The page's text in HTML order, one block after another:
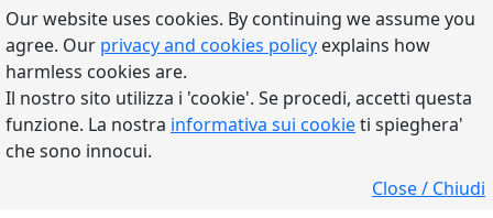
Our website uses cookies. By continuing we assume you
agree. Our privacy and cookies policy explains how
harmless cookies are.
Il nostro sito utilizza i 'cookie'. Se procedi, accetti questa
funzione. La nostra informativa sui cookieti spieghera'
che sono innocui.
Close / Chiudi